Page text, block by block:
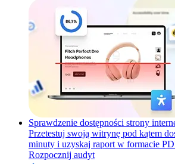
Sprawdzenie dostępności strony
Przetestuj swoją witrynę pod kątem
minuty i uzyskaj raport w formacie
Rozpocznij audyt